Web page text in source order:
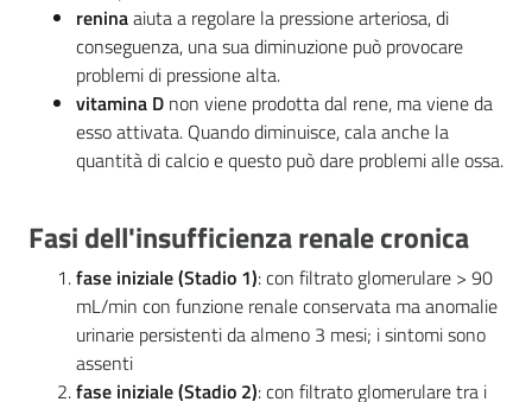
reninaaiuta a regolare la pressione arteriosa, di
conseguenza, una sua diminuzione può provocare
problemi di pressione alta.
vitamina D non viene prodotta dal rene, ma viene da
esso attivata. Quando diminuisce, cala anche la
quantità di calcio e questo può dare problemi alle ossa.
Fasi dell'insufficienza renale cronica
fase iniziale (Stadio 1): con filtrato glomerulare > 90
mL/min con funzione renale conservata ma anomalie
urinarie persistenti da almeno 3 mesi; i sintomi sono
assenti
fase iniziale (Stadio 2): con filtrato glomerulare tra i